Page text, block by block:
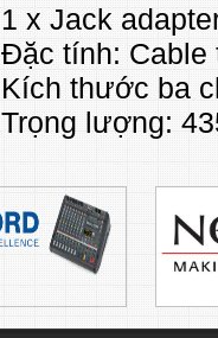
1 x Jack
Đặc tính: Cable
Kích thước ba
Trọng lượng: